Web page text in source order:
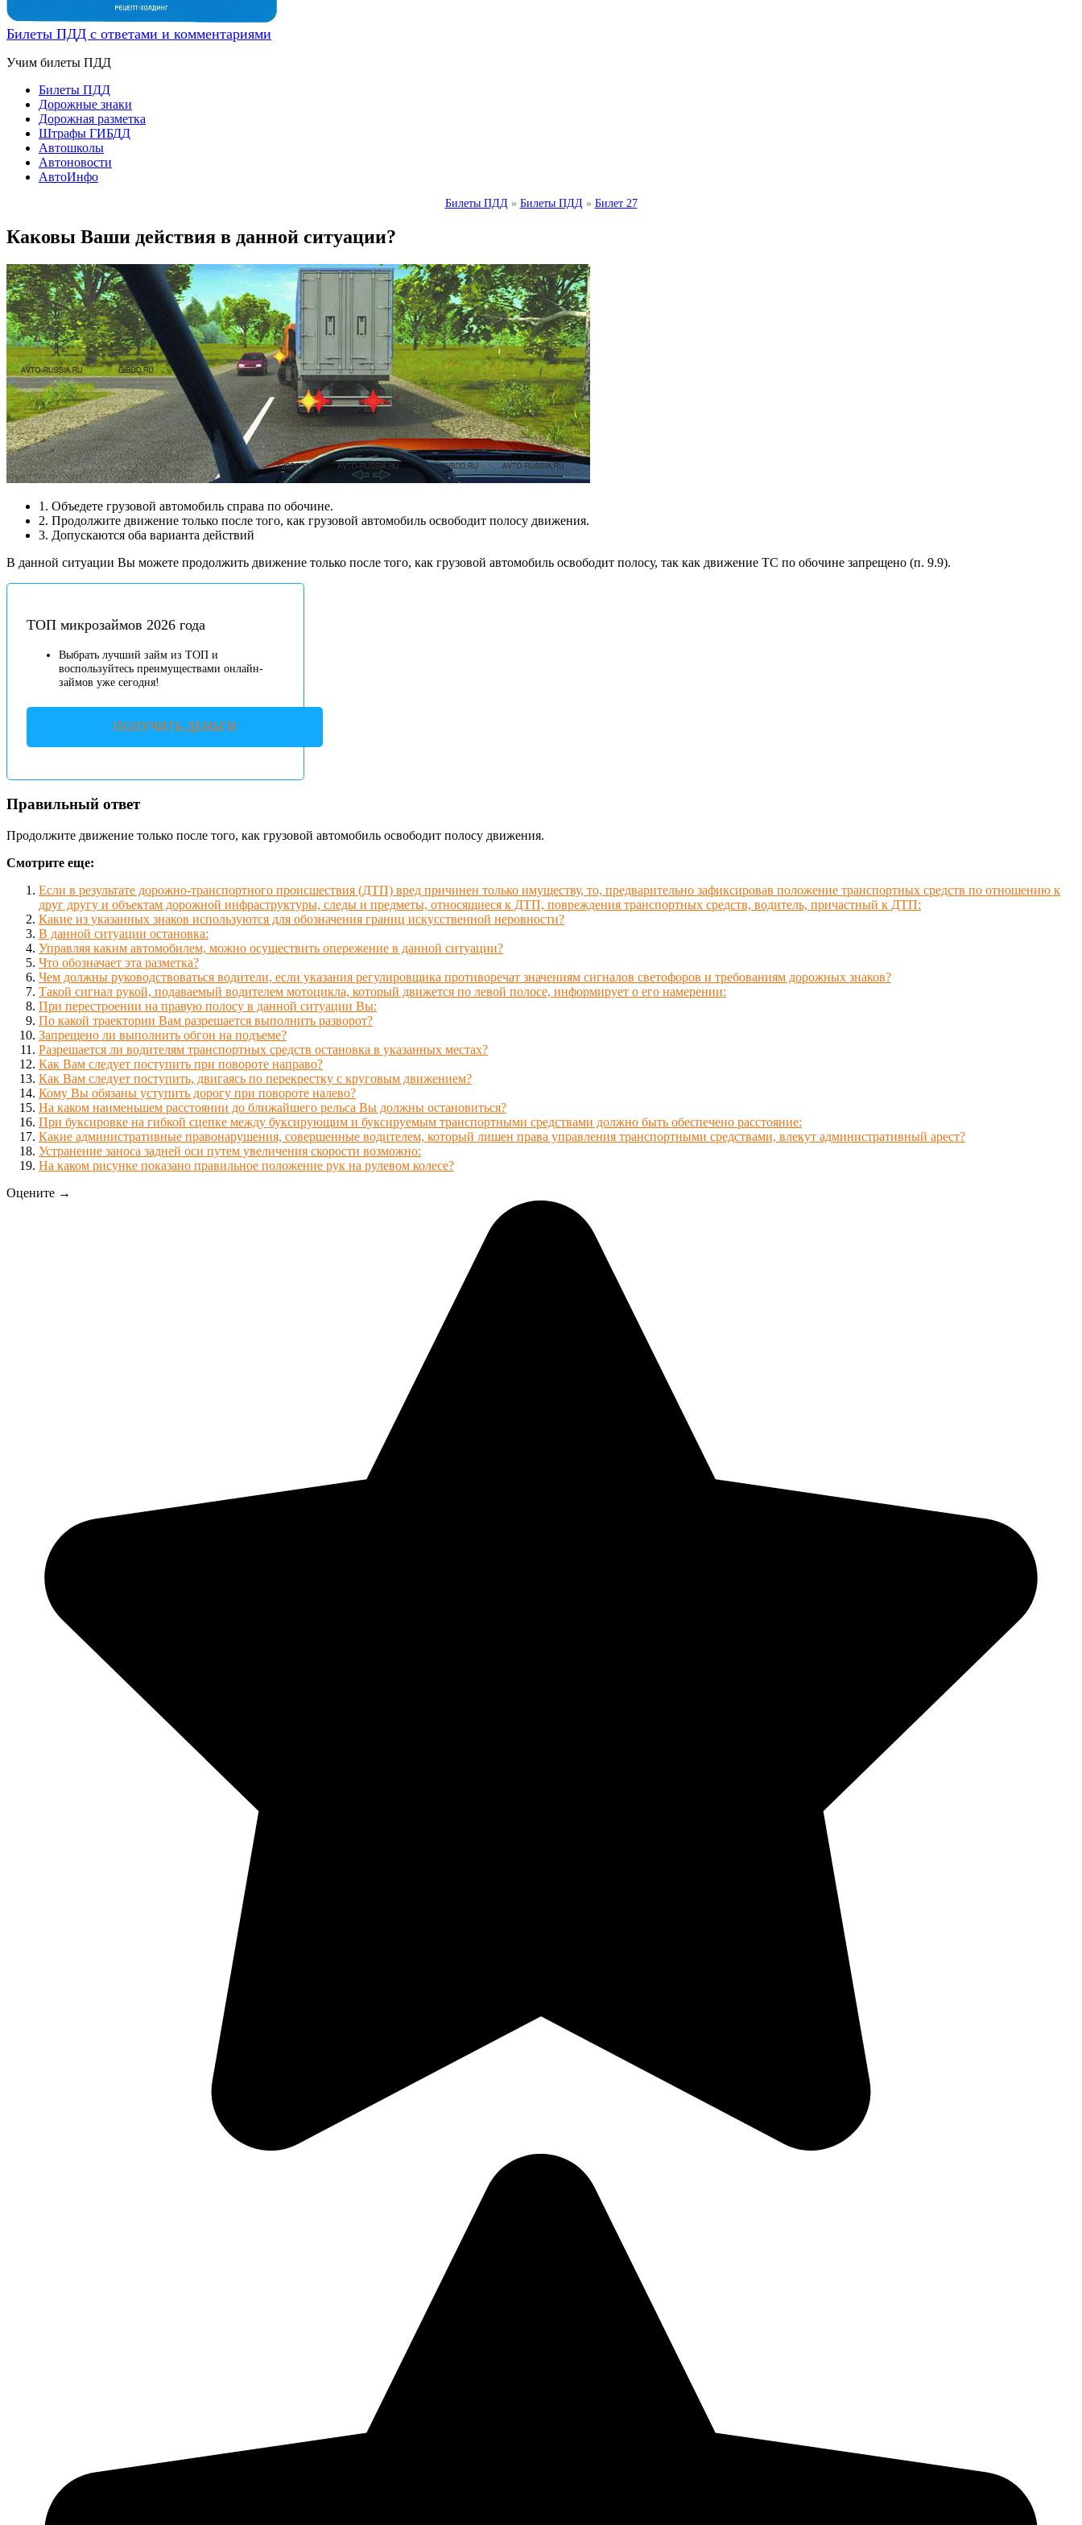
Билеты ПДД с ответами и комментариями
Учим билеты ПДД
Билеты ПДД
Дорожные знаки
Дорожная разметка
Штрафы ГИБДД
Автошколы
Автоновости
АвтоИнфо
Билеты ПДД » Билеты ПДД » Билет 27
Каковы Ваши действия в данной ситуации?
1. Объедете грузовой автомобиль справа по обочине.
2. Продолжите движение только после того, как грузовой автомобиль освободит полосу движения.
3. Допускаются оба варианта действий
В данной ситуации Вы можете продолжить движение только после того, как грузовой автомобиль освободит полосу, так как движение ТС по обочине запрещено (п. 9.9).
ТОП микрозаймов 2026 года
Выбрать лучший займ из ТОП и
воспользуйтесь преимуществами онлайн-
займов уже сегодня!
ПОЛУЧИТЬ ДЕНЬГИ
Правильный ответ
Продолжите движение только после того, как грузовой автомобиль освободит полосу движения.
Смотрите еще:
Если в результате дорожно-транспортного происшествия (ДТП) вред причинен только имуществу, то, предварительно зафиксировав положение транспортных средств по отношению к
друг другу и объектам дорожной инфраструктуры, следы и предметы, относящиеся к ДТП, повреждения транспортных средств, водитель, причастный к ДТП:
Какие из указанных знаков используются для обозначения границ искусственной неровности?
В данной ситуации остановка:
Управляя каким автомобилем, можно осуществить опережение в данной ситуации?
Что обозначает эта разметка?
Чем должны руководствоваться водители, если указания регулировщика противоречат значениям сигналов светофоров и требованиям дорожных знаков?
Такой сигнал рукой, подаваемый водителем мотоцикла, который движется по левой полосе, информирует о его намерении:
При перестроении на правую полосу в данной ситуации Вы:
По какой траектории Вам разрешается выполнить разворот?
Запрещено ли выполнить обгон на подъеме?
Разрешается ли водителям транспортных средств остановка в указанных местах?
Как Вам следует поступить при повороте направо?
Как Вам следует поступить, двигаясь по перекрестку с круговым движением?
Кому Вы обязаны уступить дорогу при повороте налево?
На каком наименьшем расстоянии до ближайшего рельса Вы должны остановиться?
При буксировке на гибкой сцепке между буксирующим и буксируемым транспортными средствами должно быть обеспечено расстояние:
Какие административные правонарушения, совершенные водителем, который лишен права управления транспортными средствами, влекут административный арест?
Устранение заноса задней оси путем увеличения скорости возможно:
На каком рисунке показано правильное положение рук на рулевом колесе?
Оцените →